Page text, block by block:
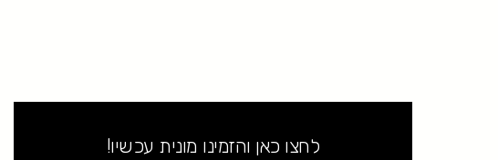
לחצו כאן והזמינו מונית עכשיו!